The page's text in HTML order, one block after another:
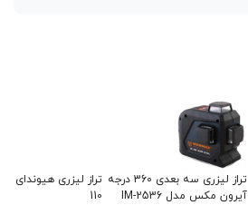
تراز لیزری سه بعدی 360 درجه
آیرون مکس مدل IM-2536
110